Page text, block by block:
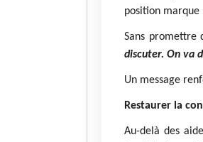
position marque
Sans promettre
discuter. On va
Un message
Restaurer la
Au-delà des